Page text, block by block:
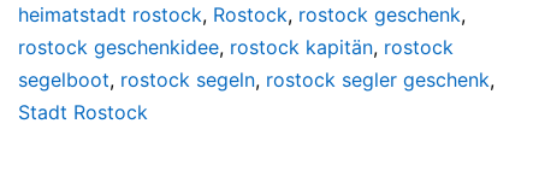
heimatstadt rostock, Rostock, rostock geschenk,
rostock geschenkidee, rostock kapitän, rostock
segelboot, rostock segeln, rostock segler geschenk,
Stadt Rostock